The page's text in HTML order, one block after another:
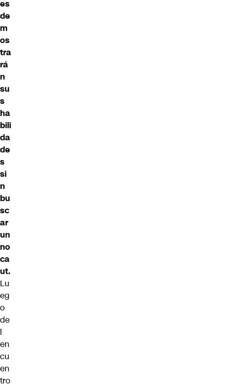
es
de
m
os
tra
rá
n
su
s
ha
bili
da
de
s
si
n
bu
sc
ar
un
no
ca
ut.
Lu
eg
o
de
l
en
cu
en
tro